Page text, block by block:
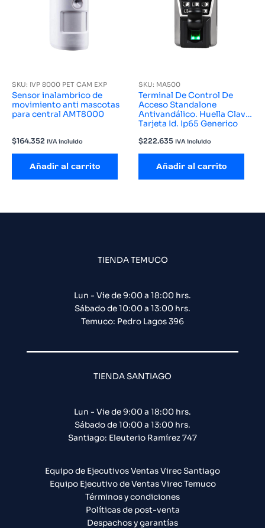
SKU: IVP 8000 PET CAM EXP
Sensor inalambrico de
movimiento anti mascotas
para central AMT8000
$164.352 IVA incluido
Añadir al carrito
SKU: MA500
Terminal De Control De
Acceso Standalone
Antivandálico. Huella Clave
Tarjeta Id. Ip65 Generico
$222.635 IVA incluido
Añadir al carrito
TIENDA TEMUCO
Lun - Vie de 9:00 a 18:00 hrs.
Sábado de 10:00 a 13:00 hrs.
Temuco: Pedro Lagos 396
TIENDA SANTIAGO
Lun - Vie de 9:00 a 18:00 hrs.
Sábado de 10:00 a 13:00 hrs.
Santiago: Eleuterio Ramírez 747​
Equipo de Ejecutivos Ventas Virec Santiago
Equipo Ejecutivo de Ventas Virec Temuco
Términos y condiciones
Políticas de post-venta
Despachos y garantías